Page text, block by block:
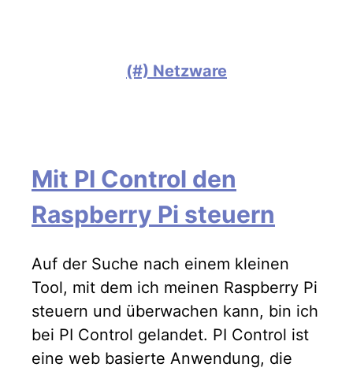
(#) Netzware
Mit PI Control den
Raspberry Pi steuern
Auf der Suche nach einem kleinen
Tool, mit dem ich meinen Raspberry Pi
steuern und überwachen kann, bin ich
bei PI Control gelandet. PI Control ist
eine web basierte Anwendung, die